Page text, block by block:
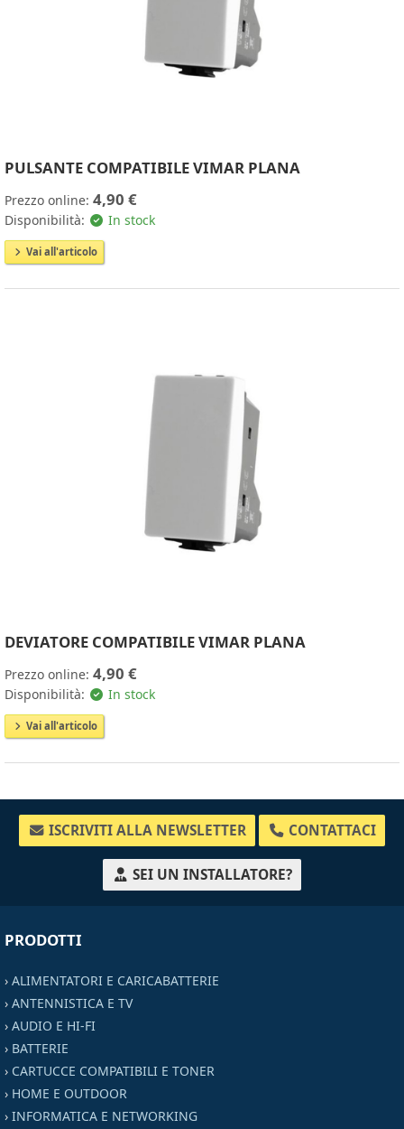
PULSANTE COMPATIBILE VIMAR PLANA
Prezzo online: 4,90 €
Disponibilità: In stock
Vai all'articolo
DEVIATORE COMPATIBILE VIMAR PLANA
Prezzo online: 4,90 €
Disponibilità: In stock
Vai all'articolo
ISCRIVITI ALLA NEWSLETTER CONTATTACI
SEI UN INSTALLATORE?
PRODOTTI
› ALIMENTATORI E CARICABATTERIE
› ANTENNISTICA E TV
› AUDIO E HI-FI
› BATTERIE
› CARTUCCE COMPATIBILI E TONER
› HOME E OUTDOOR
› INFORMATICA E NETWORKING